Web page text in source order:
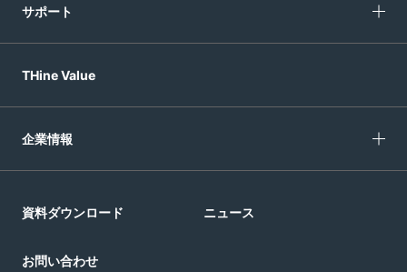
サポート
THine Value
企業情報
資料ダウンロード ニュース
お問い合わせ